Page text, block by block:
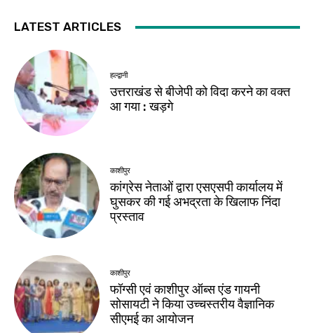
LATEST ARTICLES
हल्द्वानी
उत्तराखंड से बीजेपी को विदा करने का वक्त
आ गया : खड़गे
काशीपुर
कांग्रेस नेताओं द्वारा एसएसपी कार्यालय में
घुसकर की गई अभद्रता के खिलाफ निंदा
प्रस्ताव
काशीपुर
फॉग्सी एवं काशीपुर ऑब्स एंड गायनी
सोसायटी ने किया उच्चस्तरीय वैज्ञानिक
सीएमई का आयोजन